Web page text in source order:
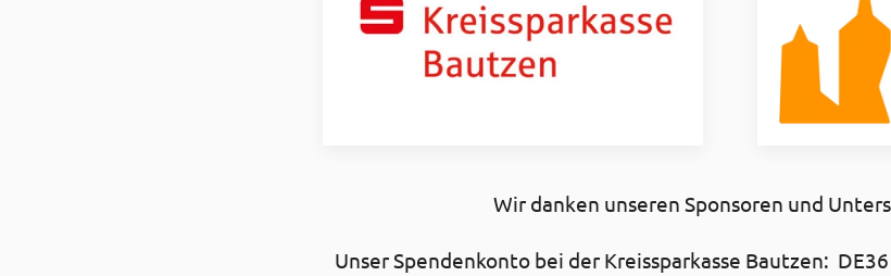
Wir danken unseren Sponsoren und
Unser Spendenkonto bei der Kreissparkasse Bautzen: